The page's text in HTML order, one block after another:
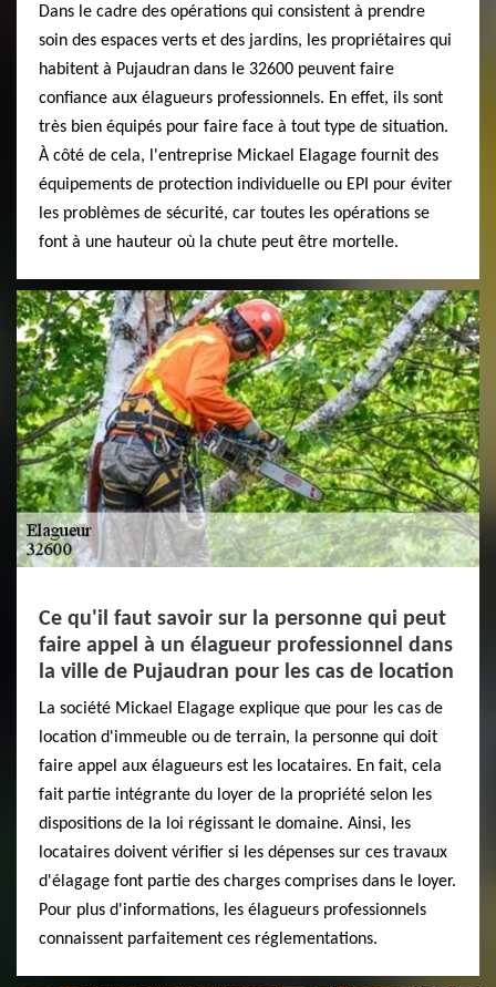
Dans le cadre des opérations qui consistent à prendre
soin des espaces verts et des jardins, les propriétaires qui
habitent à Pujaudran dans le 32600 peuvent faire
confiance aux élagueurs professionnels. En effet, ils sont
très bien équipés pour faire face à tout type de situation.
À côté de cela, l'entreprise Mickael Elagage fournit des
équipements de protection individuelle ou EPI pour éviter
les problèmes de sécurité, car toutes les opérations se
font à une hauteur où la chute peut être mortelle.
Ce qu'il faut savoir sur la personne qui peut
faire appel à un élagueur professionnel dans
la ville de Pujaudran pour les cas de location
La société Mickael Elagage explique que pour les cas de
location d'immeuble ou de terrain, la personne qui doit
faire appel aux élagueurs est les locataires. En fait, cela
fait partie intégrante du loyer de la propriété selon les
dispositions de la loi régissant le domaine. Ainsi, les
locataires doivent vérifier si les dépenses sur ces travaux
d'élagage font partie des charges comprises dans le loyer.
Pour plus d'informations, les élagueurs professionnels
connaissent parfaitement ces réglementations.